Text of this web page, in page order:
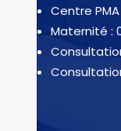
Centre PMA
Maternité :